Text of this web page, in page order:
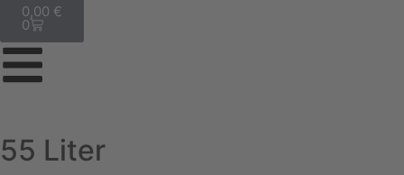
0,00 €
0
55 Liter